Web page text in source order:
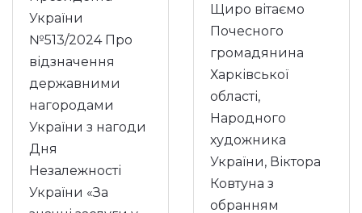
України
№513/2024 Про
відзначення
державними
нагородами
України з нагоди
Дня
Незалежності
України «За
Щиро вітаємо
Почесного
громадянина
Харківської
області,
Народного
художника
України, Віктора
Ковтуна з
обранням